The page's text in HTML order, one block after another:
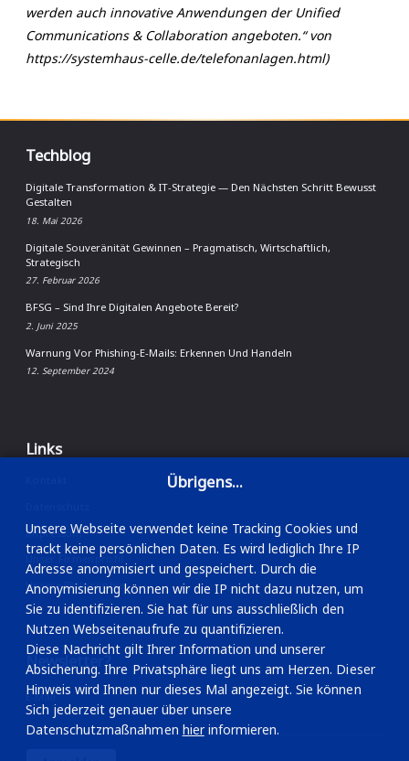
werden auch innovative Anwendungen der Unified
Communications & Collaboration angeboten.“ von
https://systemhaus-celle.de/telefonanlagen.html)
Techblog
Digitale Transformation & IT-Strategie — Den Nächsten Schritt Bewusst
Gestalten
18. Mai 2026
Digitale Souveränität Gewinnen – Pragmatisch, Wirtschaftlich,
Strategisch
27. Februar 2026
BFSG – Sind Ihre Digitalen Angebote Bereit?
2. Juni 2025
Warnung Vor Phishing-E-Mails: Erkennen Und Handeln
12. September 2024
Links
Impressum
Unser Firmenprofil
Unsere Philosophie
Newsletter?
E-Mail
Übrigens...
Unsere Webseite verwendet keine Tracking Cookies und
trackt keine persönlichen Daten. Es wird lediglich Ihre IP
Adresse anonymisiert und gespeichert. Durch die
Anonymisierung können wir die IP nicht dazu nutzen, um
Sie zu identifizieren. Sie hat für uns ausschließlich den
Nutzen Webseitenaufrufe zu quantifizieren.
Diese Nachricht gilt Ihrer Information und unserer
Absicherung. Ihre Privatsphäre liegt uns am Herzen. Dieser
Hinweis wird Ihnen nur dieses Mal angezeigt. Sie können
Sich jederzeit genauer über unsere
Datenschutzmaßnahmen hierinformieren.